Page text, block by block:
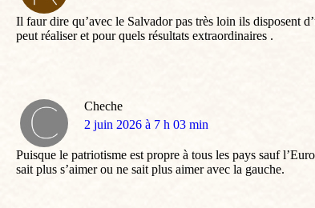
Il faur dire qu’avec le Salvador pas très loin ils disposent
peut réaliser et pour quels résultats extraordinaires .
Cheche
dit
2 juin 2026 à 7 h 03 min
Puisque le patriotisme est propre à tous les pays sauf
sait plus s’aimer ou ne sait plus aimer avec la gauche.